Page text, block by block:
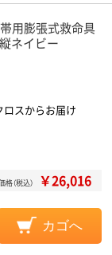
用膨張式救命具
ネイビー
スからお届け
格（税込） ￥26,016
カゴへ